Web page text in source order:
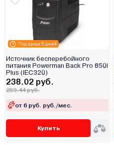
Под заказ 5 дней
Источник бесперебойного
питания Powerman Back Pro 850I
Plus (IEC320)
238.02 руб.
259.44 руб.
от 6 руб. руб./мес.
Купить